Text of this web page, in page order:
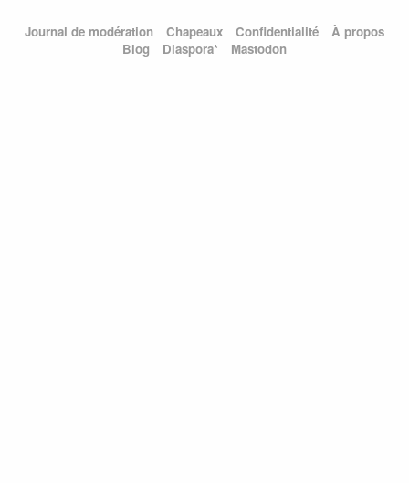
Journal de modération Chapeaux Confidentialité
À propos
Blog
Diaspora* Mastodon